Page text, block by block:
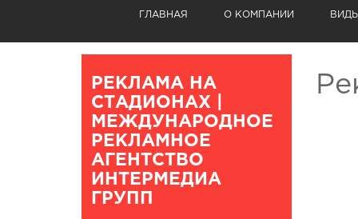
ГЛАВНАЯ О КОМПАНИИ
РЕКЛАМА НА
СТАДИОНАХ |
МЕЖДУНАРОДНОЕ
РЕКЛАМНОЕ
АГЕНТСТВО
ИНТЕРМЕДИА
ГРУПП